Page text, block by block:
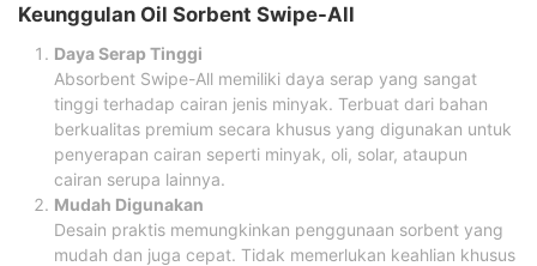
Keunggulan Oil Sorbent Swipe-All
Daya Serap Tinggi
Absorbent Swipe-All memiliki daya serap yang sangat
tinggi terhadap cairan jenis minyak. Terbuat dari bahan
berkualitas premium secara khusus yang digunakan untuk
penyerapan cairan seperti minyak, oli, solar, ataupun
cairan serupa lainnya.
Mudah Digunakan
Desain praktis memungkinkan penggunaan sorbent yang
mudah dan juga cepat. Tidak memerlukan keahlian khusus